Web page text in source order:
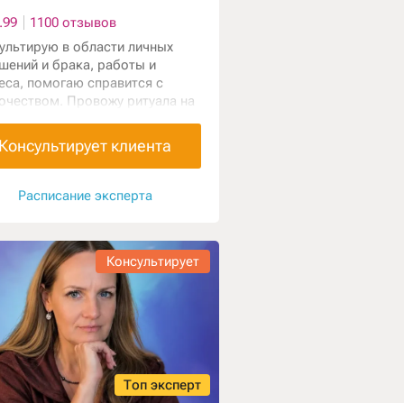
1100 отзывов
в области личных
и брака, работы и
помогаю справится с
Провожу ритуала на
коррекция по дереву
Работаю с колодами Таро
Консультирует клиента
Расписание эксперта
Консультирует
Топ эксперт